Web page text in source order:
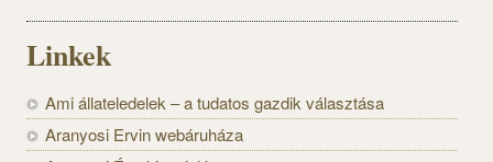
Linkek
Ami állateledelek – a tudatos gazdik választása
Aranyosi Ervin webáruháza